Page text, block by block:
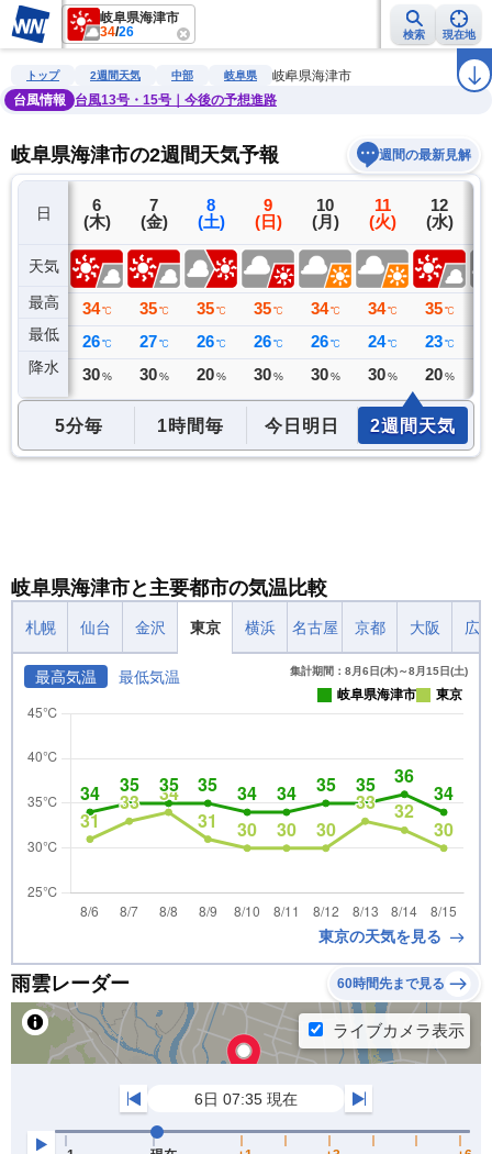
岐阜県海津市
34/26 検索 現在地
雨雲レーダー 台風情報 地震情報 警報・注意報 ラ
トップ 2週間天気 中部 岐阜県
岐阜県海津市
台風情報
台風13号・15号｜今後の予想進路
岐阜県海津市の2週間天気予報 週間の最新見解
日
天気
最高
最低
降水
5
(水)
36 ℃
24 ℃
0 ミリ
6
(木)
34 ℃
26 ℃
30 %
7
(金)
35 ℃
27 ℃
30 %
8
(土)
35 ℃
26 ℃
20 %
9
(日)
35 ℃
26 ℃
30 %
10
(月)
34 ℃
26 ℃
30 %
11
(火)
34 ℃
24 ℃
30 %
12
(水)
35 ℃
23 ℃
20 %
5分毎 1時間毎 今日明日 2週間天気
岐阜県海津市と主要都市の気温比較
札幌 仙台 金沢 東京 横浜 名古屋 京都 大阪 広
最高気温 最低気温 集計期間：8月6日(木)～8月15日(土)
岐阜県海津市 東京
東京の天気を見る
雨雲レーダー 60時間先まで見る